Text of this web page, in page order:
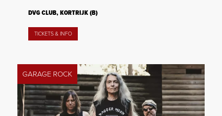
DVG CLUB, KORTRIJK (B)
TICKETS & INFO
GARAGE ROCK